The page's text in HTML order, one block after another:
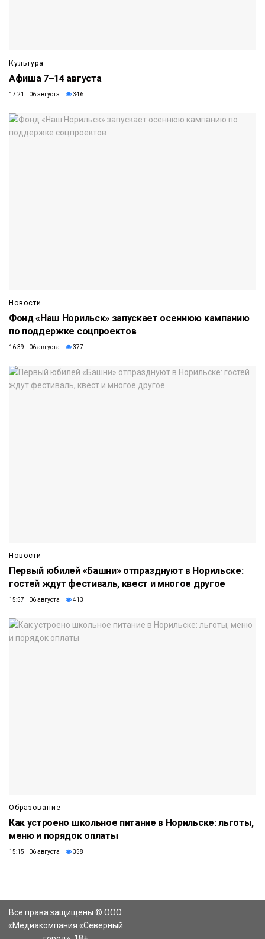
Культура
Афиша 7–14 августа
17:21 06 августа 346
Новости
Фонд «Наш Норильск» запускает осеннюю кампанию
по поддержке соцпроектов
16:39 06 августа 377
Новости
Первый юбилей «Башни» отпразднуют в Норильске:
гостей ждут фестиваль, квест и многое другое
15:57 06 августа 413
Образование
Как устроено школьное питание в Норильске: льготы,
меню и порядок оплаты
15:15 06 августа 358
Все права защищены © ООО
«Медиакомпания «Северный